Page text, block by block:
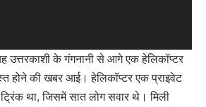
उत्तरकाशी के गंगनानी से आगे एक हेलिकॉप्टर
होने की खबर आई। हेलिकॉप्टर एक प्राइवेट
ट्रिंक था, जिसमें सात लोग सवार थे। मिली